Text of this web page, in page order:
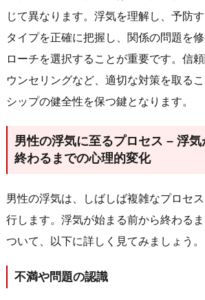
じて異なります。浮気を理解し、予防
タイプを正確に把握し、関係の問題を
ローチを選択することが重要です。信
ウンセリングなど、適切な対策を取る
シップの健全性を保つ鍵となります。
男性の浮気に至るプロセス – 浮
終わるまでの心理的変化
男性の浮気は、しばしば複雑なプロセ
行します。浮気が始まる前から終わる
ついて、以下に詳しく見てみましょう。
不満や問題の認識